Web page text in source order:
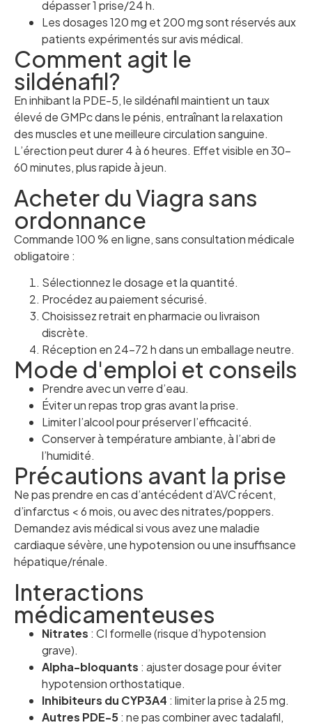
dépasser 1 prise/24 h.
Les dosages 120 mg et 200 mg sont réservés aux
patients expérimentés sur avis médical.
Comment agit le
sildénafil?
En inhibant la PDE-5, le sildénafil maintient un taux
élevé de GMPc dans le pénis, entraînant la relaxation
des muscles et une meilleure circulation sanguine.
L’érection peut durer 4 à 6 heures. Effet visible en 30–
60 minutes, plus rapide à jeun.
Acheter du Viagra sans
ordonnance
Commande 100 % en ligne, sans consultation médicale
obligatoire :
Sélectionnez le dosage et la quantité.
Procédez au paiement sécurisé.
Choisissez retrait en pharmacie ou livraison
discrète.
Réception en 24–72 h dans un emballage neutre.
Mode d'emploi et conseils
Prendre avec un verre d’eau.
Éviter un repas trop gras avant la prise.
Limiter l’alcool pour préserver l’efficacité.
Conserver à température ambiante, à l’abri de
l’humidité.
Précautions avant la prise
Ne pas prendre en cas d’antécédent d’AVC récent,
d’infarctus < 6 mois, ou avec des nitrates/poppers.
Demandez avis médical si vous avez une maladie
cardiaque sévère, une hypotension ou une insuffisance
hépatique/rénale.
Interactions
médicamenteuses
Nitrates : CI formelle (risque d’hypotension
grave).
Alpha-bloquants : ajuster dosage pour éviter
hypotension orthostatique.
Inhibiteurs du CYP3A4 : limiter la prise à 25 mg.
Autres PDE-5: ne pas combiner avec tadalafil,